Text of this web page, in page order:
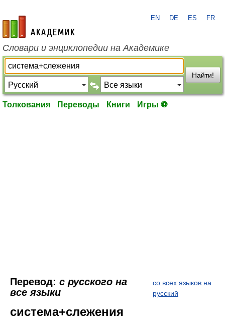
academic.ru
EN DE ES FR
Словари и энциклопедии на Академике
Найти!
Толкования Переводы Книги Игры ⚽
Перевод: с русского на
все языки
со всех языков на
русский
система+слежения